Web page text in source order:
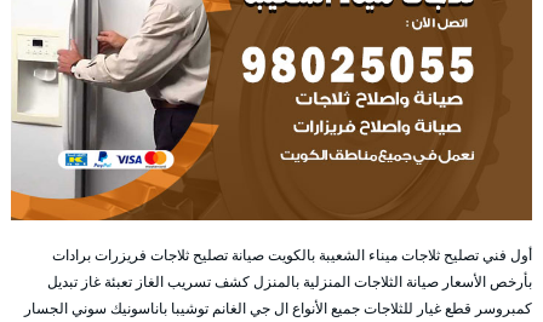
أول فني تصليح ثلاجات ميناء الشعيبة بالكويت صيانة تصليح ثلاجات فريزرات برادات
بأرخص الأسعار صيانة الثلاجات المنزلية بالمنزل كشف تسريب الغاز تعبئة غاز تبديل
كمبروسر قطع غيار للثلاجات جميع الأنواع ال جي الغانم توشيبا باناسونيك سوني الجسار